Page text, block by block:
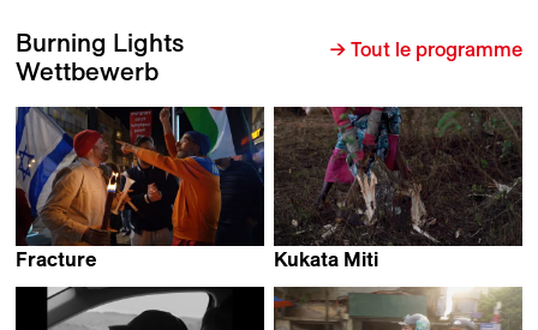
Burning Lights
Wettbewerb
→ Tout le programme
Fracture
Kukata Miti